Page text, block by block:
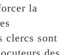
la
clercs sont